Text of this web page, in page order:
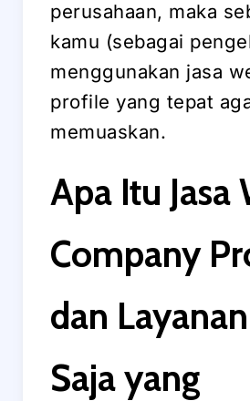
perusahaan, maka
kamu (sebagai
menggunakan jasa
profile yang tepat
memuaskan.
Apa Itu Jasa
Company
dan
Saja yang